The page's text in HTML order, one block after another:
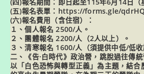
(四)報名期間：即日起至115年6月14日（
(五)報名表單：https://forms.gle/
(六)報名費用（含住宿）：
１、個人報名 2500/人。
２、團體報名 2200/人（2人以上）。
３、清寒報名 1600/人（須提供中低/低收
二、《告·白時代》政治營，跳脫過往傳
以「白色恐怖與轉型正義」為主題，結合